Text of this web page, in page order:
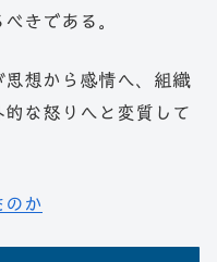
きである。
想から感情へ、組織
な怒りへと変質して
のか